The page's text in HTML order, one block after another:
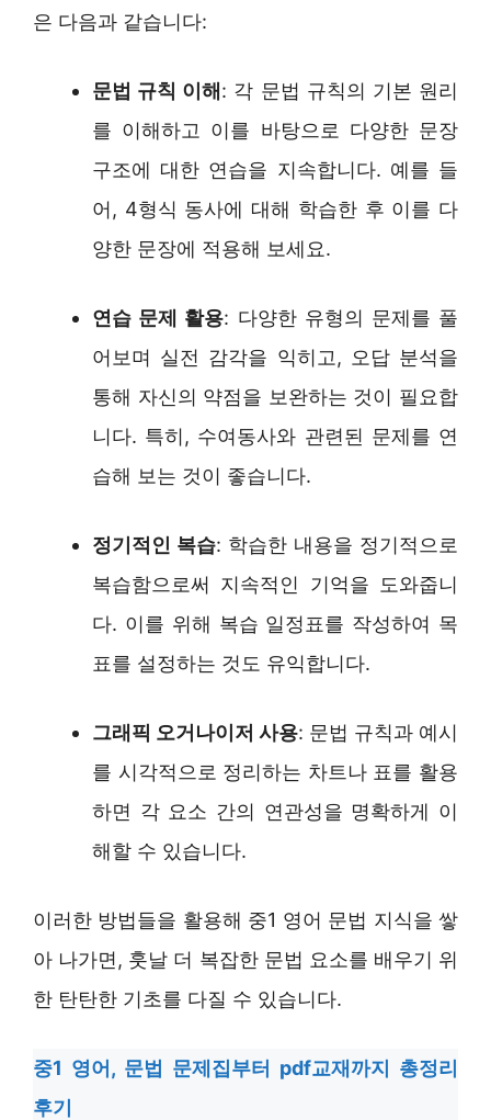
은 다음과 같습니다:
문법 규칙 이해: 각 문법 규칙의 기본 원리
를 이해하고 이를 바탕으로 다양한 문장
구조에 대한 연습을 지속합니다. 예를 들
어, 4형식 동사에 대해 학습한 후 이를 다
양한 문장에 적용해 보세요.
연습 문제 활용: 다양한 유형의 문제를 풀
어보며 실전 감각을 익히고, 오답 분석을
통해 자신의 약점을 보완하는 것이 필요합
니다. 특히, 수여동사와 관련된 문제를 연
습해 보는 것이 좋습니다.
정기적인 복습: 학습한 내용을 정기적으로
복습함으로써 지속적인 기억을 도와줍니
다. 이를 위해 복습 일정표를 작성하여 목
표를 설정하는 것도 유익합니다.
그래픽 오거나이저 사용: 문법 규칙과 예시
를 시각적으로 정리하는 차트나 표를 활용
하면 각 요소 간의 연관성을 명확하게 이
해할 수 있습니다.
이러한 방법들을 활용해 중1 영어 문법 지식을 쌓
아 나가면, 훗날 더 복잡한 문법 요소를 배우기 위
한 탄탄한 기초를 다질 수 있습니다.
중1 영어, 문법 문제집부터 pdf교재까지 총정리
후기